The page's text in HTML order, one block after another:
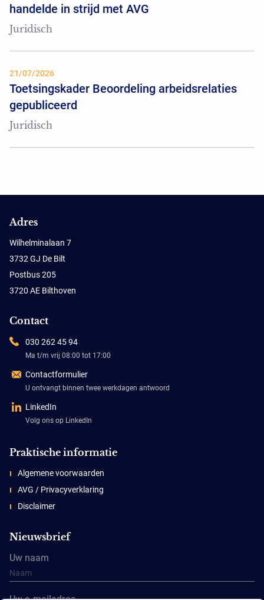
handelde in strijd met AVG
Juridisch
21/07/2026
Toetsingskader Beoordeling arbeidsrelaties
gepubliceerd
Juridisch
Adres
Wilhelminalaan 7
3732 GJ De Bilt
Postbus 205
3720 AE Bilthoven
Contact
030 262 45 94
Ma t/m vrij 08:00 tot 17:00
Contactformulier
U ontvangt binnen twee werkdagen antwoord
LinkedIn
Volg ons op LinkedIn
Praktische informatie
Algemene voorwaarden
AVG / Privacyverklaring
Disclaimer
Nieuwsbrief
Uw naam